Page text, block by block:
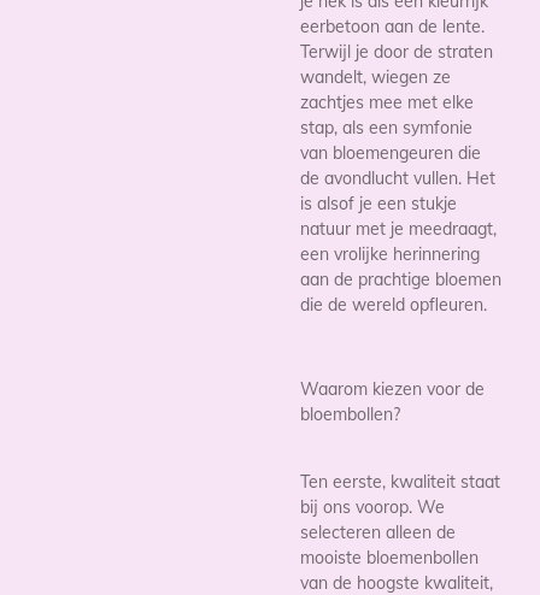
eerbetoon aan de lente.
Terwijl je door de straten
wandelt, wiegen ze
zachtjes mee met elke
stap, als een symfonie
van bloemengeuren die
de avondlucht vullen. Het
is alsof je een stukje
natuur met je meedraagt,
een vrolijke herinnering
aan de prachtige bloemen
die de wereld opfleuren.
Waarom kiezen voor de
bloembollen?
Ten eerste, kwaliteit staat
bij ons voorop. We
selecteren alleen de
mooiste bloemenbollen
van de hoogste kwaliteit,